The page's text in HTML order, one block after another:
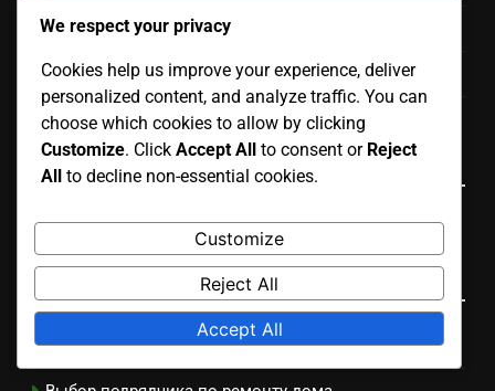
Политика защиты данных
Кто Мы
Настройки файлов cookie
Language
Russian▾
Категории
Бюджетирование ремонта дома
We respect your privacy
Cookies help us improve your experience, deliver
personalized content, and analyze traffic. You can
choose which cookies to allow by clicking
Customize. Click Accept All to consent or Reject
All to decline non-essential cookies.
Customize
Reject All
Accept All